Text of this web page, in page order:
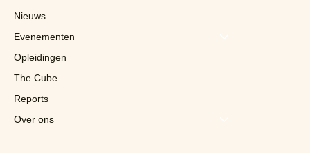
Horeca: België, Europees kampioen
wat dichtheid betreft... maar tegen
Nieuws
Evenementen
Opleidingen
The Cube
Reports
Over ons